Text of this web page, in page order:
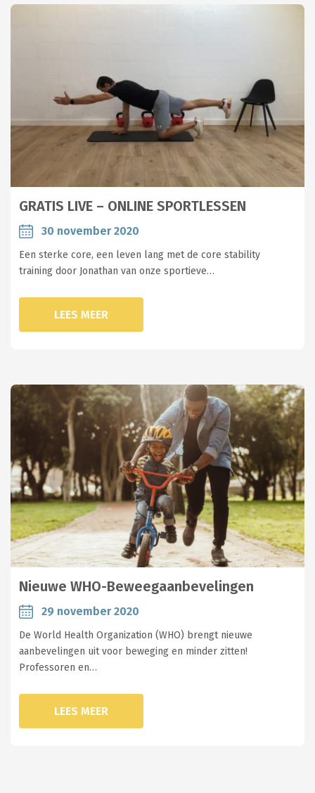
GRATIS LIVE – ONLINE SPORTLESSEN
30 november 2020
Een sterke core, een leven lang met de core stability
training door Jonathan van onze sportieve…
LEES MEER
Nieuwe WHO-Beweegaanbevelingen
29 november 2020
De World Health Organization (WHO) brengt nieuwe
aanbevelingen uit voor beweging en minder zitten!
Professoren en…
LEES MEER